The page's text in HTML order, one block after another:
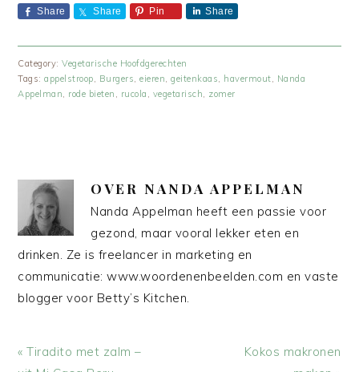
Share Share Pin Share
Category:Vegetarische Hoofdgerechten
Tags:appelstroop, Burgers,eieren,geitenkaas, havermout, Nanda
Appelman, rode bieten , rucola , vegetarisch, zomer
OVER NANDA APPELMAN
Nanda Appelman heeft een passie voor
gezond, maar vooral lekker eten en
drinken. Ze is freelancer in marketing en
communicatie: www.woordenenbeelden.com en vaste
blogger voor Betty’s Kitchen.
Vorig
« Tiradito met zalm –
Volgend
Kokos makronen